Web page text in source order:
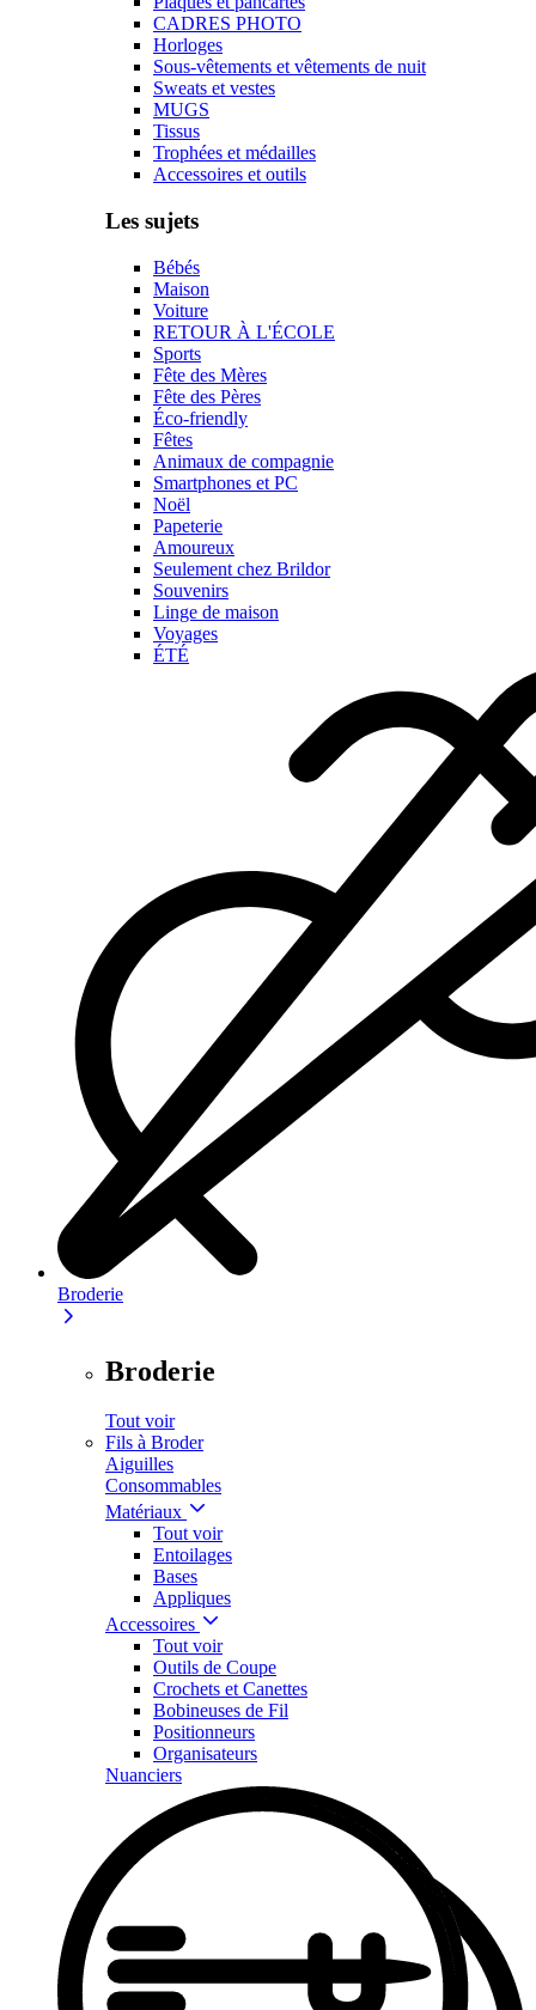
CADRES PHOTO
Horloges
Sous-vêtements et vêtements de nuit
Sweats et vestes
MUGS
Tissus
Trophées et médailles
Accessoires et outils
Les sujets
Bébés
Maison
Voiture
RETOUR À L'ÉCOLE
Sports
Fête des Mères
Fête des Pères
Éco-friendly
Fêtes
Animaux de compagnie
Smartphones et PC
Noël
Papeterie
Amoureux
Seulement chez Brildor
Souvenirs
Linge de maison
Voyages
ÉTÉ
Broderie
Broderie
Tout voir
Fils à Broder
Aiguilles
Consommables
Matériaux
Tout voir
Entoilages
Bases
Appliques
Accessoires
Tout voir
Outils de Coupe
Crochets et Canettes
Bobineuses de Fil
Positionneurs
Organisateurs
Nuanciers